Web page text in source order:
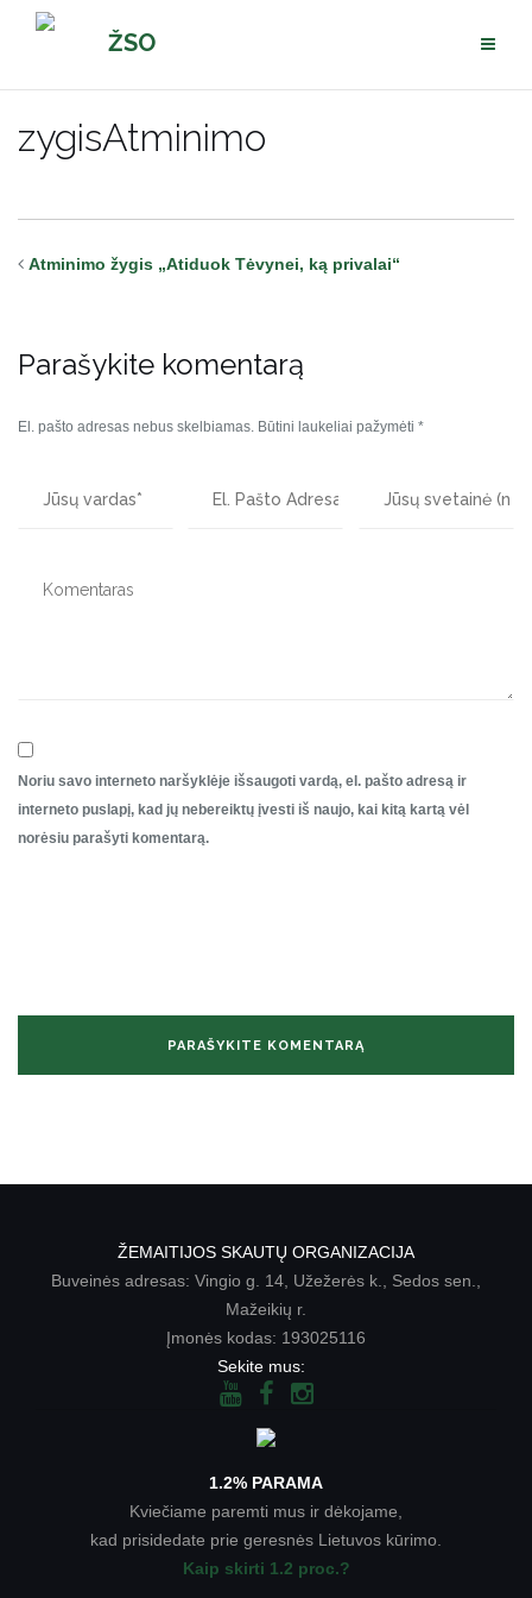
Pereiti
ŽSO
zygisAtminimo
Atminimo žygis „Atiduok Tėvynei, ką privalai“
Parašykite komentarą
El. pašto adresas nebus skelbiamas. Būtini laukeliai pažymėti *
Noriu savo interneto naršyklėje išsaugoti vardą, el. pašto adresą ir
interneto puslapį, kad jų nebereiktų įvesti iš naujo, kai kitą kartą vėl
norėsiu parašyti komentarą.
ŽEMAITIJOS SKAUTŲ ORGANIZACIJA
Buveinės adresas: Vingio g. 14, Užežerės k., Sedos sen.,
Mažeikių r.
Įmonės kodas: 193025116
Sekite mus:
1.2% PARAMA
Kviečiame paremti mus ir dėkojame,
kad prisidedate prie geresnės Lietuvos kūrimo.
Kaip skirti 1.2 proc.?